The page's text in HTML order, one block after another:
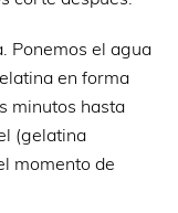
Ponemos el agua
en forma
minutos hasta
(gelatina
momento de